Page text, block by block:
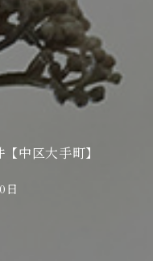
中区大手町】
日